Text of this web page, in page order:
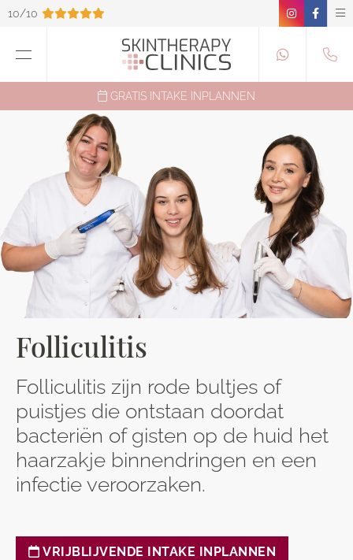
10/10
GRATIS INTAKE INPLANNEN
Folliculitis
Folliculitis zijn rode bultjes of
puistjes die ontstaan doordat
bacteriën of gisten op de huid het
haarzakje binnendringen en een
infectie veroorzaken.
VRIJBLIJVENDE INTAKE INPLANNEN